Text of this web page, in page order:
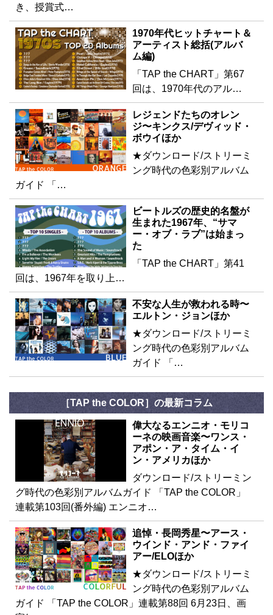
き、授賞式…
1970年代ヒットチャート＆
アーティスト総括(アルバ
ム編)
「TAP the CHART」第67
回は、1970年代のアル…
レジェンドたちのオレン
ジ〜キンクス/デヴィッド・
ボウイほか
★ダウンロード/ストリーミ
ング時代の色彩別アルバム
ガイド 「…
ビートルズの歴史的名盤が
生まれた1967年、“サマ
ー・オブ・ラブ”は始まっ
た
「TAP the CHART」第41
回は、1967年を取り上…
不安な人生が救われる時〜
エルトン・ジョンほか
★ダウンロード/ストリーミ
ング時代の色彩別アルバム
ガイド 「…
［TAP the COLOR］の最新コラム
偉大なるエンニオ・モリコ
ーネの映画音楽〜ワンス・
アポン・ア・タイム・イ
ン・アメリカほか
ダウンロード/ストリーミン
グ時代の色彩別アルバムガイド 「TAP the COLOR」
連載第103回(番外編) エンニオ…
追悼・長岡秀星〜アース・
ウインド・アンド・ファイ
アー/ELOほか
★ダウンロード/ストリーミ
ング時代の色彩別アルバム
ガイド 「TAP the COLOR」連載第88回 6月23日、画